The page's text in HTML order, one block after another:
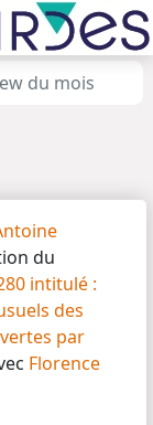
du mois
du
intitulé :
des
par
Florence